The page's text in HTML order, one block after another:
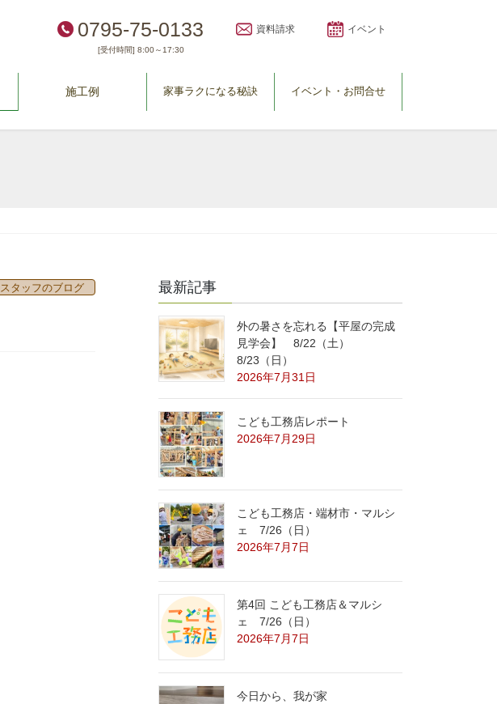
0795-75-0133
[受付時間] 8:00～17:30
資料請求 イベント
施工例 家事ラクになる秘訣 イベント・お問合せ
スタッフのブログ 最新記事
外の暑さを忘れる【平屋の完成
見学会】 8/22（土）
8/23（日）
2026年7月31日
こども工務店レポート
2026年7月29日
こども工務店・端材市・マルシ
ェ 7/26（日）
2026年7月7日
第4回 こども工務店＆マルシ
ェ 7/26（日）
2026年7月7日
今日から、我が家